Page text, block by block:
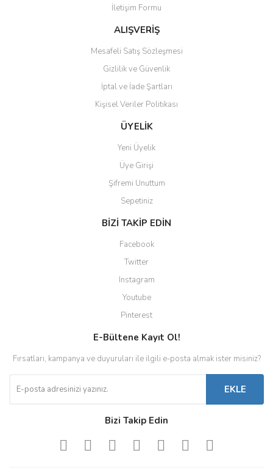
Ürün fiyatı diğer sitelerden daha pahalı.
Bu ürüne benzer farklı alternatifler olmalı.
Gönder
İletişim Formu
ALIŞVERİŞ
Mesafeli Satış Sözleşmesi
Gizlilik ve Güvenlik
İptal ve İade Şartları
Kişisel Veriler Politikası
ÜYELİK
Yeni Üyelik
Üye Girişi
Şifremi Unuttum
Sepetiniz
BİZİ TAKİP EDİN
Facebook
Twitter
Instagram
Youtube
Pinterest
E-Bültene Kayıt Ol!
Fırsatları, kampanya ve duyuruları ile ilgili e-posta almak ister misiniz?
EKLE
Bizi Takip Edin